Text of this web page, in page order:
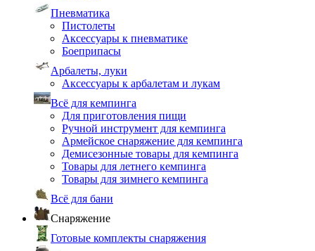
Пневматика
Пистолеты
Аксессуары к пневматике
Боеприпасы
Арбалеты, луки
Аксессуары к арбалетам и лукам
Всё для кемпинга
Для приготовления пищи
Ручной инструмент для кемпинга
Армейское снаряжение для кемпинга
Демисезонные товары для кемпинга
Товары для летнего кемпинга
Товары для зимнего кемпинга
Всё для бани
Снаряжение
Готовые комплекты снаряжения